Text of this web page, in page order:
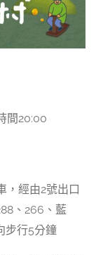
間20:00
，經由2號出口
、266、藍
步行5分鐘